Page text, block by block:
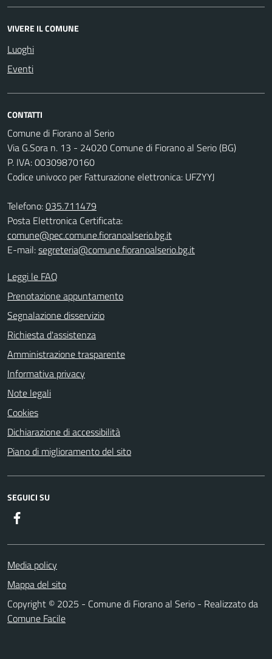
VIVERE IL COMUNE
Luoghi
Eventi
CONTATTI
Comune di Fiorano al Serio
Via G.Sora n. 13 - 24020 Comune di Fiorano al Serio (BG)
P. IVA: 00309870160
Codice univoco per Fatturazione elettronica: UFZYYJ
Telefono:035.711479
Posta Elettronica Certificata:
comune@pec.comune.fioranoalserio.bg.it
E-mail:segreteria@comune.fioranoalserio.bg.it
Leggi le FAQ
Prenotazione appuntamento
Segnalazione disservizio
Richiesta d'assistenza
Amministrazione trasparente
Informativa privacy
Note legali
Cookies
Dichiarazione di accessibilità
Piano di miglioramento del sito
SEGUICI SU
Media policy
Mappa del sito
Copyright © 2025 - Comune di Fiorano al Serio - Realizzato da
Comune Facile